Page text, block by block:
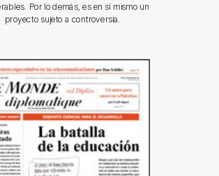
Por lo demás, es en sí mismo un
proyecto sujeto a controversia.